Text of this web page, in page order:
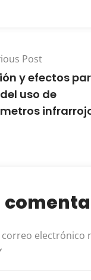
Post
y efectos
uso de
electrónico